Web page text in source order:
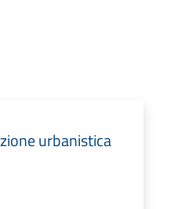
urbanistica